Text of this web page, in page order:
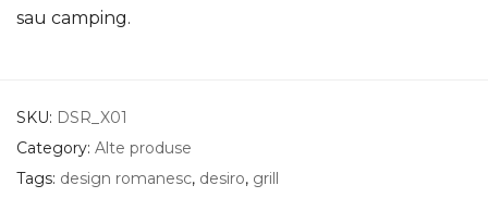
sau camping.
SKU: DSR_X01
Category: Alte produse
Tags: design romanesc, desiro, grill